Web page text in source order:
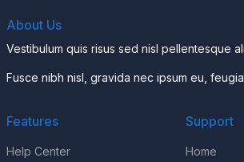
About Us
Vestibulum quis risus sed nisl pellentesque
Fusce nibh nisl, gravida nec ipsum eu,
Features
Help Center
Support
Home